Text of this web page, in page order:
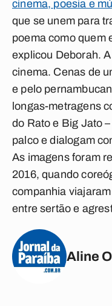
cinema, poesia e
que se unem para
poema como quem
explicou Deborah.
cinema. Cenas de
e pelo
longas-metragens
do Rato e Big Jato
palco e dialogam
As imagens foram
2016, quando
companhia
entre sertão e
Aline